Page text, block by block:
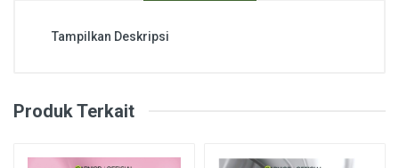
Tampilkan Deskripsi
Produk Terkait